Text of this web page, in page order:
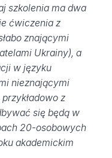
szkolenia ma dwa
ćwiczenia z
znającymi
Ukrainy), a
w języku
nieznającymi
z
się będą w
20-osobowych
akademickim